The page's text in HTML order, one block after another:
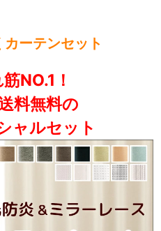
ーテンセット
NO.1！
料無料の
ャルセット